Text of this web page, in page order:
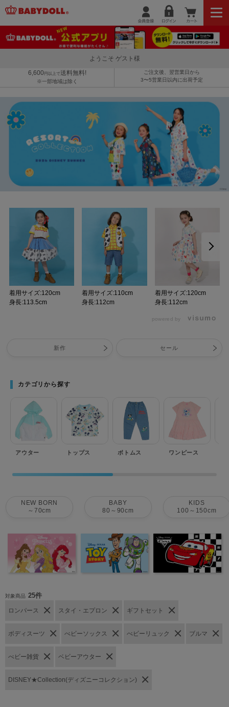
ようこそ ゲスト様
6,600 円以上で送料無料!
※一部地域は除く
ご注文後、翌営業日から
3〜5営業日以内に出荷予定
着用サイズ:120cm
身長:113.5cm
着用サイズ:110cm
身長:112cm
着用サイズ:120cm
身長:112cm
powered by
新作 セール
カテゴリから探す
アウター トップス ボトムス ワンピース
NEW BORN
～70cm
BABY
80～90cm
KIDS
100～150cm
対象商品 25件
ロンパース スタイ・エプロン ギフトセット
ボディスーツ べビーソックス べビーリュック ブルマ
べビー雑貨 ベビーアウター
DISNEY★Collection(ディズニーコレクション)